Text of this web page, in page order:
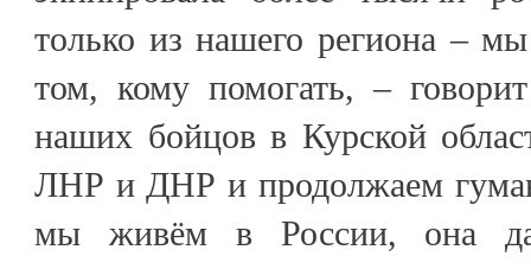
только из нашего региона –
том, кому помогать, –
наших бойцов в Курской
ЛНР и ДНР и продолжаем
мы живём в России, она